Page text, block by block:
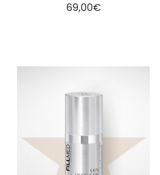
69,00€